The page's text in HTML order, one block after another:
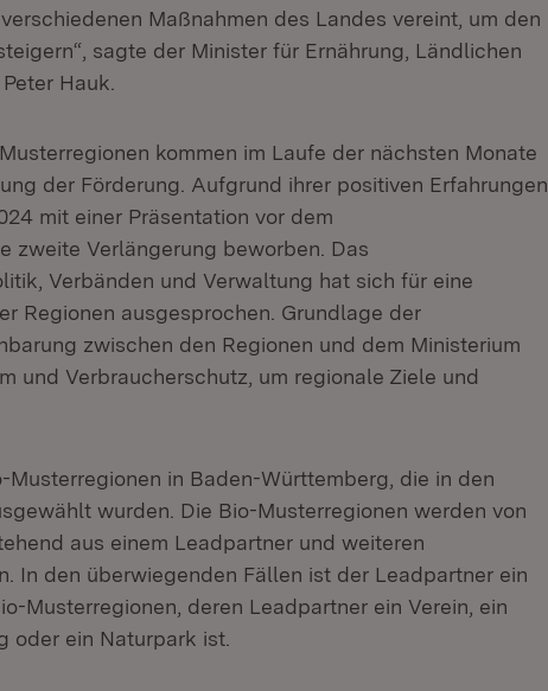
in neuem Fenster)
verschiedenen Maßnahmen des Landes vereint, um den
sagte der Minister für Ernährung, Ländlichen
Hauk.
kommen im Laufe der nächsten Monate
der Förderung. Aufgrund ihrer positiven Erfahrungen
mit einer Präsentation vor dem
zweite Verlängerung beworben. Das
Verbänden und Verwaltung hat sich für eine
Regionen ausgesprochen. Grundlage der
zwischen den Regionen und dem Ministerium
und Verbraucherschutz, um regionale Ziele und
Musterregionen in Baden-Württemberg, die in den
wurden. Die Bio-Musterregionen werden von
aus einem Leadpartner und weiteren
In den überwiegenden Fällen ist der Leadpartner ein
Musterregionen, deren Leadpartner ein Verein, ein
oder ein Naturpark ist.